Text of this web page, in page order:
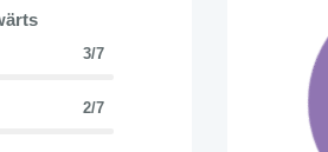
3/7
2/7